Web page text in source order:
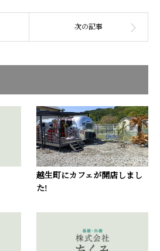
越生町にカフェが開店しまし
た!